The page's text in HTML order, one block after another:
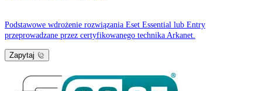
Podstawowe wdrożenie rozwiązania Eset Essential lub Entry
przeprowadzane przez certyfikowanego technika Arkanet.
Zapytaj